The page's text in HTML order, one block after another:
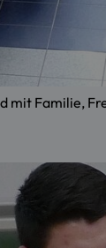
Familie,